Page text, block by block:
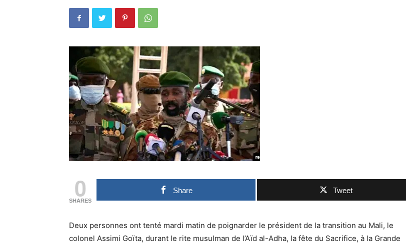
0
SHARES
Share Tweet
Deux personnes ont tenté mardi matin de poignarder le président de la transition au Mali, le
colonel Assimi Goïta, durant le rite musulman de l’Aïd al-Adha, la fête du Sacrifice, à la Grande